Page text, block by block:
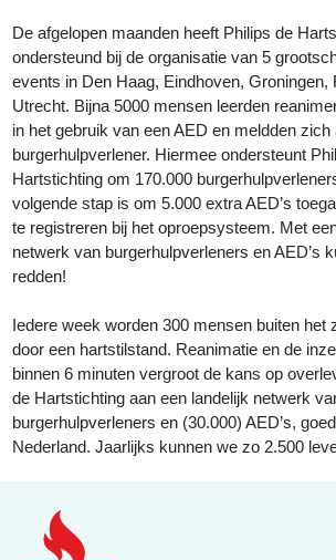
De afgelopen maanden heeft Philips de
ondersteund bij de organisatie van 5
events in Den Haag, Eindhoven, Groningen,
Utrecht. Bijna 5000 mensen leerden
in het gebruik van een AED en meldden zich
burgerhulpverlener. Hiermee ondersteunt
Hartstichting om 170.000
volgende stap is om 5.000 extra AED’s
te registreren bij het oproepsysteem. Met
netwerk van burgerhulpverleners en AED’s
redden!
Iedere week worden 300 mensen buiten het
door een hartstilstand. Reanimatie en de
binnen 6 minuten vergroot de kans op
de Hartstichting aan een landelijk netwerk
burgerhulpverleners en (30.000) AED’s,
Nederland. Jaarlijks kunnen we zo 2.500